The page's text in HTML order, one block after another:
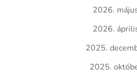
2026.
2026.
2025.
2025.